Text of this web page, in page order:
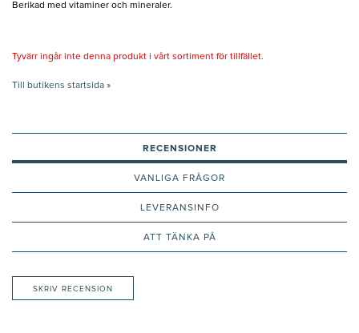
Berikad med vitaminer och mineraler.
Tyvärr ingår inte denna produkt i vårt sortiment för tillfället.
Till butikens startsida »
RECENSIONER
VANLIGA FRÅGOR
LEVERANSINFO
ATT TÄNKA PÅ
SKRIV RECENSION